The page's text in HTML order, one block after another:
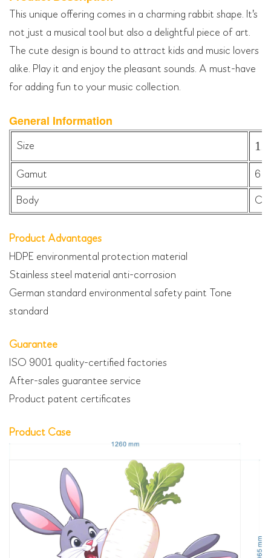
This unique offering comes in a charming rabbit shape. It's
not just a musical tool but also a delightful piece of art.
The cute design is bound to attract kids and music lovers
alike. Play it and enjoy the pleasant sounds. A must-have
for adding fun to your music collection.
General Information
Size
Gamut 6
Body
Product Advantages
HDPE environmental protection material
Stainless steel material anti-corrosion
German standard environmental safety paint Tone
standard
Guarantee
ISO 9001 quality-certified factories
After-sales guarantee service
Product patent certificates
Product Case